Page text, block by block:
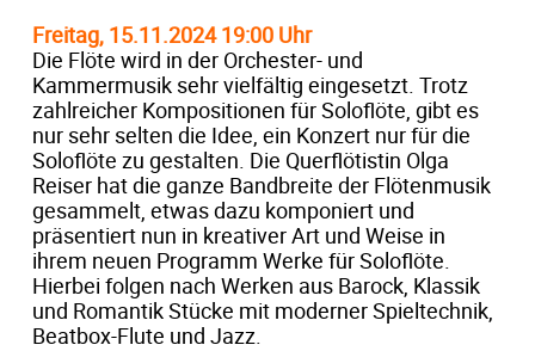
Freitag, 15.11.2024 19:00 Uhr
Die Flöte wird in der Orchester- und
Kammermusik sehr vielfältig eingesetzt. Trotz
zahlreicher Kompositionen für Soloflöte, gibt es
nur sehr selten die Idee, ein Konzert nur für die
Soloflöte zu gestalten. Die Querflötistin Olga
Reiser hat die ganze Bandbreite der Flötenmusik
gesammelt, etwas dazu komponiert und
präsentiert nun in kreativer Art und Weise in
ihrem neuen Programm Werke für Soloflöte.
Hierbei folgen nach Werken aus Barock, Klassik
und Romantik Stücke mit moderner Spieltechnik,
Beatbox-Flute und Jazz.